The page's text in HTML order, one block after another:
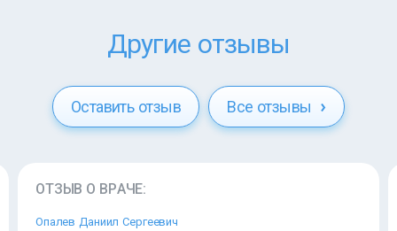
Другие отзывы
Оставить отзыв Все отзывы
ОТЗЫВ О ВРАЧЕ:
Опалев Даниил Сергеевич